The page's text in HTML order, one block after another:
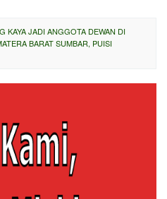
KAYA JADI ANGGOTA DEWAN DI
BARAT SUMBAR, PUISI